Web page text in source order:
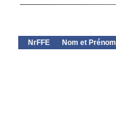
NrFFE Nom et Prénom